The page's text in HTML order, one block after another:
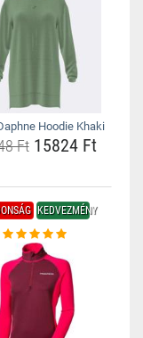
Hoodie Khaki
Ft15824 Ft
KEDVEZMÉNY